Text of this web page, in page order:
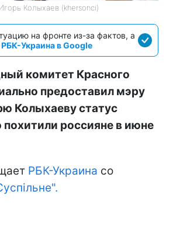
Колыхаев (khersonci)
на фронте из-за фактов, а
РБК-Украина в Google
комитет Красного
предоставил мэру
Колыхаеву статус
похитили россияне в июне
РБК-Украина со